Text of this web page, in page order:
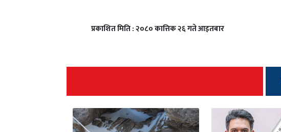
प्रकाशित मिति : २०८० कात्तिक २६ गते आइतबार